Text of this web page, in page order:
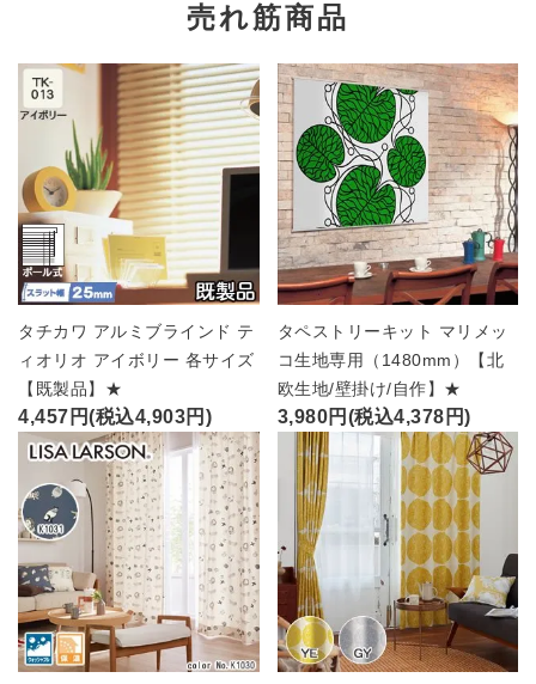
売れ筋商品
タチカワ アルミブラインド テ
ィオリオ アイボリー 各サイズ
【既製品】★
4,457円(税込4,903円)
タペストリーキット マリメッ
コ生地専用（1480mm）【北
欧生地/壁掛け/自作】★
3,980円(税込4,378円)